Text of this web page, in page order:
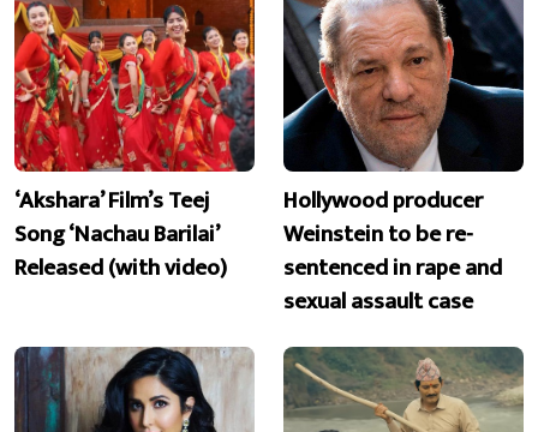
‘Akshara’ Film’s Teej
Song ‘Nachau Barilai’
Released (with video)
Hollywood producer
Weinstein to be re-
sentenced in rape and
sexual assault case